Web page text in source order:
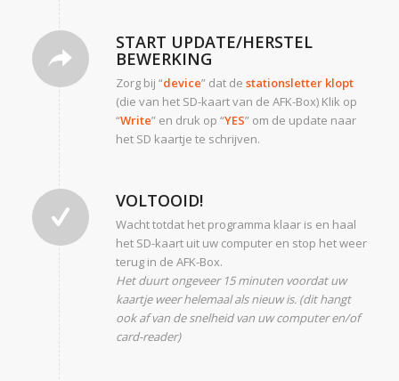
START UPDATE/HERSTEL
BEWERKING
Zorg bij “device” dat de stationsletter klopt
(die van het SD-kaart van de AFK-Box) Klik op
“Write” en druk op “YES” om de update naar
het SD kaartje te schrijven.
VOLTOOID!
Wacht totdat het programma klaar is en haal
het SD-kaart uit uw computer en stop het weer
terug in de AFK-Box.
Het duurt ongeveer 15 minuten voordat uw
kaartje weer helemaal als nieuw is. (dit hangt
ook af van de snelheid van uw computer en/of
card-reader)